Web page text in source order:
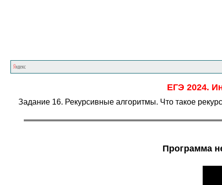
ЕГЭ 2024.
Задание 16. Рекурсивные алгоритмы. Что такое
Программа